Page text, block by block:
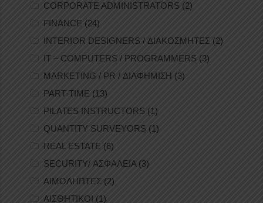
CORPORATE ADMINISTRATORS (2)
FINANCE (24)
INTERIOR DESIGNERS / ΔΙΑΚΟΣΜΗΤΕΣ (2)
IT – COMPUTERS / PROGRAMMERS (3)
MARKETING / PR / ΔΙΑΦΗΜΙΣΗ (3)
PART-TIME (13)
PILATES INSTRUCTORS (1)
QUANTITY SURVEYORS (1)
REAL ESTATE (6)
SECURITY/ ΑΣΦΑΛΕΙΑ(3)
ΑΙΜΟΛΗΠΤΕΣ (2)
ΑΙΣΘΗΤΙΚΟΙ (1)